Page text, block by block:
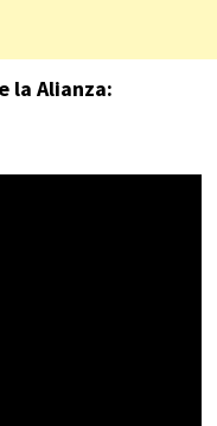
la Alianza: